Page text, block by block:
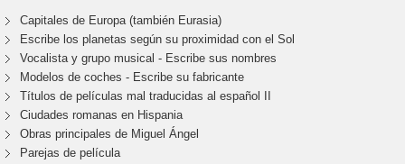
Capitales de Europa (también Eurasia)
Escribe los planetas según su proximidad con el Sol
Vocalista y grupo musical - Escribe sus nombres
Modelos de coches - Escribe su fabricante
Títulos de películas mal traducidas al español II
Ciudades romanas en Hispania
Obras principales de Miguel Ángel
Parejas de película